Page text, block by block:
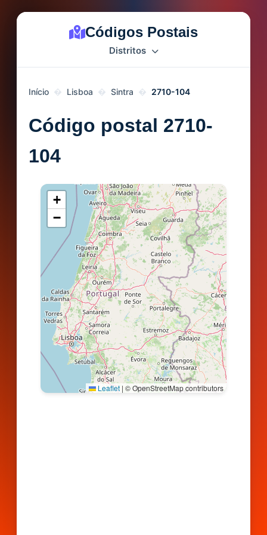
Códigos Postais
Distritos
Início Lisboa Sintra 2710-104
Código postal 2710-
104
+
−
Leaflet | © OpenStreetMap contributors